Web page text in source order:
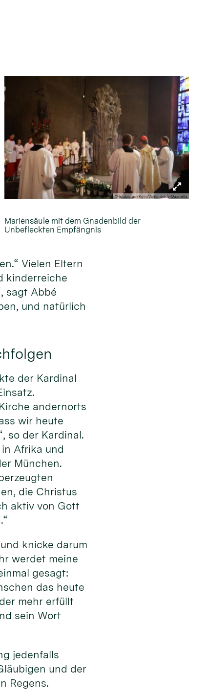
© Erzbistum Köln/Schlimbach-Quarrella
Mariensäule mit dem Gnadenbild der
Unbefleckten Empfängnis
Vielen Eltern
kinderreiche
sagt Abbé
und natürlich
der Kardinal
andernorts
wir heute
so der Kardinal.
Afrika und
München.
die Christus
aktiv von Gott
knicke darum
werdet meine
gesagt:
das heute
mehr erfüllt
sein Wort
jedenfalls
und der
Regens.